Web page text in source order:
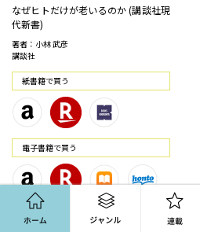
なぜヒトだけが老いるのか (講談社現
代新書)
著者：小林 武彦
講談社
紙書籍で買う
電⼦書籍で買う